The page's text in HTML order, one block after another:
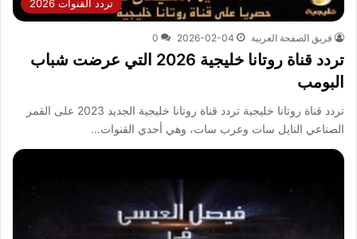
تردد القنوات 2026
فريق الصفحة العربية 2026-02-04
0
تردد قناة روتانا خليجية 2026 التي عرضت شباب
البومب
تردد قناة روتانا خليجية تردد قناة روتانا خليجية الجديد 2023 على القمر
الصناعي النايل سات وعرب سات، وهي أحدي القنوات…